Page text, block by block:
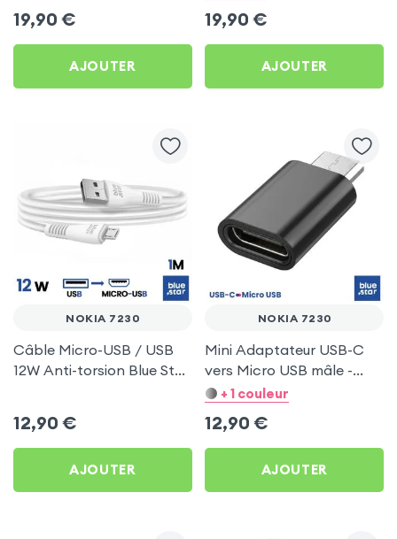
19,90 €
AJOUTER
19,90 €
AJOUTER
NOKIA 7230
Câble Micro-USB / USB
12W Anti-torsion Blue Star
12,90 €
AJOUTER
NOKIA 7230
Mini Adaptateur USB-C
vers Micro USB mâle -
Noir pour Nokia 7230
+ 1 couleur
12,90 €
AJOUTER